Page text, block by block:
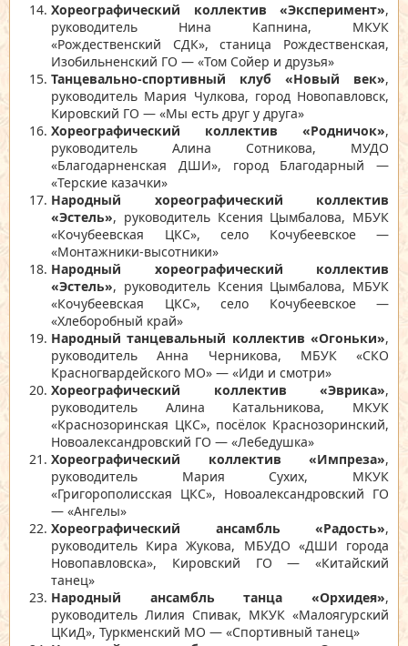
Хореографический коллектив «Эксперимент»,
руководитель Нина Капнина, МКУК
«Рождественский СДК», станица Рождественская,
Изобильненский ГО — «Том Сойер и друзья»
Танцевально-спортивный клуб «Новый век»,
руководитель Мария Чулкова, город Новопавловск,
Кировский ГО — «Мы есть друг у друга»
Хореографический коллектив «Родничок»,
руководитель Алина Сотникова, МУДО
«Благодарненская ДШИ», город Благодарный —
«Терские казачки»
Народный хореографический коллектив
«Эстель», руководитель Ксения Цымбалова, МБУК
«Кочубеевская ЦКС», село Кочубеевское —
«Монтажники-высотники»
Народный хореографический коллектив
«Эстель», руководитель Ксения Цымбалова, МБУК
«Кочубеевская ЦКС», село Кочубеевское —
«Хлеборобный край»
Народный танцевальный коллектив «Огоньки»,
руководитель Анна Черникова, МБУК «СКО
Красногвардейского МО» — «Иди и смотри»
Хореографический коллектив «Эврика»,
руководитель Алина Катальникова, МКУК
«Краснозоринская ЦКС», посёлок Краснозоринский,
Новоалександровский ГО — «Лебедушка»
Хореографический коллектив «Импреза»,
руководитель Мария Сухих, МКУК
«Григорополисская ЦКС», Новоалександровский ГО
— «Ангелы»
Хореографический ансамбль «Радость»,
руководитель Кира Жукова, МБУДО «ДШИ города
Новопавловска», Кировский ГО — «Китайский
танец»
Народный ансамбль танца «Орхидея»,
руководитель Лилия Спивак, МКУК «Малоягурский
ЦКиД», Туркменский МО — «Спортивный танец»